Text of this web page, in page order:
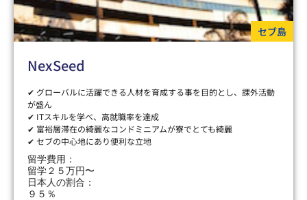
セブ島
NexSeed
✔ グローバルに活躍できる人材を育成する事を目的とし、課外活動
が盛ん
✔ ITスキルを学べ、高就職率を達成
✔ 富裕層滞在の綺麗なコンドミニアムが寮でとても綺麗
✔ セブの中心地にあり便利な立地
留学費用：
留学２５万円〜
日本人の割合：
９５％